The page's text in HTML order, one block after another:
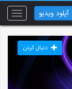
Toggle
آپلود ویدیو
دنبال کردن